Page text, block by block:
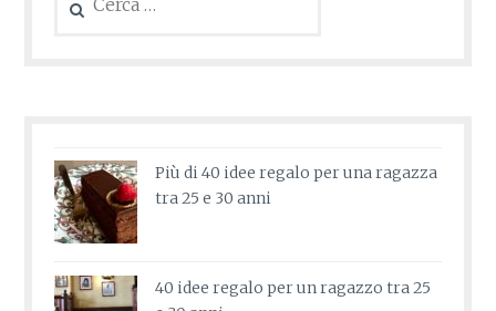
per:
Più di 40 idee regalo per una ragazza
tra 25 e 30 anni
40 idee regalo per un ragazzo tra 25